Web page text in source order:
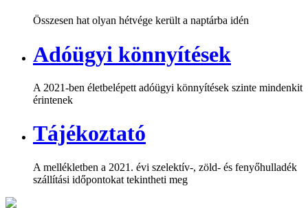
Összesen hat olyan hétvége került a naptárba idén
Adóügyi könnyítések
A 2021-ben életbelépett adóügyi könnyítések szinte mindenkit
érintenek
Tájékoztató
A mellékletben a 2021. évi szelektív-, zöld- és fenyőhulladék
szállítási időpontokat tekintheti meg